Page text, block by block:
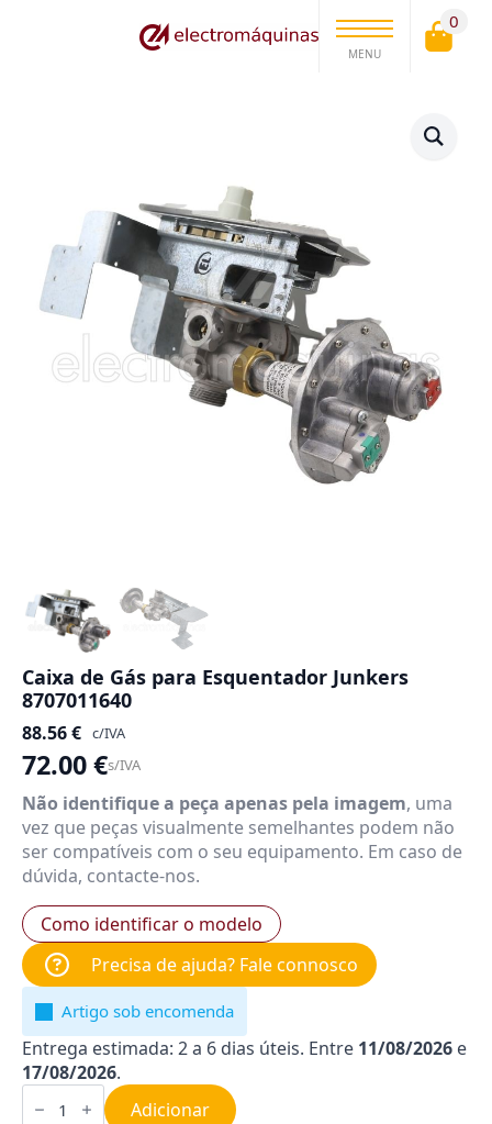
MENU
0
Caixa de Gás para Esquentador Junkers
8707011640
88.56€ c/IVA
72.00€s/IVA
Não identifique a peça apenas pela imagem, uma
vez que peças visualmente semelhantes podem não
ser compatíveis com o seu equipamento. Em caso de
dúvida, contacte-nos.
Como identificar o modelo
Precisa de ajuda? Fale connosco
Artigo sob encomenda
Entrega estimada: 2 a 6 dias úteis. Entre 11/08/2026 e
17/08/2026.
Quantidade
de Adicionar